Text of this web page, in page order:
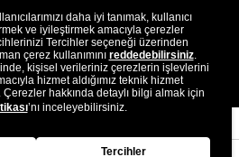
Adresi :
daha iyi tanımak, kullanıcı
ve iyileştirmek amacıyla çerezler
Tercihler seçeneği üzerinden
çerez kullanımını reddedebilirsiniz.
kişisel verileriniz çerezlerin işlevlerini
hizmet aldığımız teknik hizmet
Çerezler hakkında detaylı bilgi almak için
’nı inceleyebilirsiniz.
Tercihler